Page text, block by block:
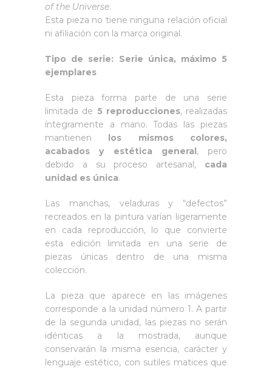
of the Universe.
Esta pieza no tiene ninguna relación oficial
ni afiliación con la marca original.
Tipo de serie: Serie única, máximo 5
ejemplares
Esta pieza forma parte de una serie
limitada de 5 reproducciones, realizadas
íntegramente a mano. Todas las piezas
mantienen los mismos colores,
acabados y estética general, pero
debido a su proceso artesanal, cada
unidad es única.
Las manchas, veladuras y “defectos”
recreados en la pintura varían ligeramente
en cada reproducción, lo que convierte
esta edición limitada en una serie de
piezas únicas dentro de una misma
colección.
La pieza que aparece en las imágenes
corresponde a la unidad número 1. A partir
de la segunda unidad, las piezas no serán
idénticas a la mostrada, aunque
conservarán la misma esencia, carácter y
lenguaje estético, con sutiles matices que